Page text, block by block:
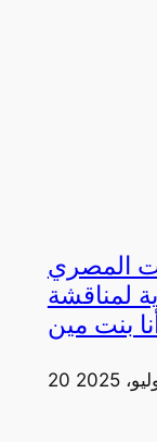
المصري
لمناقشة
2025